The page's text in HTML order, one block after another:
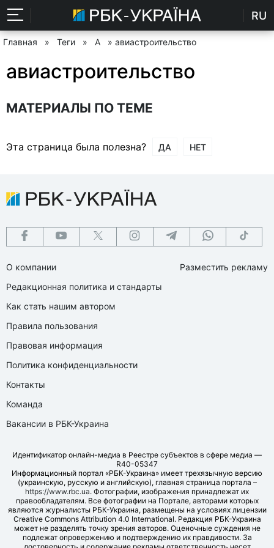
RU
Главная » Теги » А » авиастроительство
авиастроительство
МАТЕРИАЛЫ ПО ТЕМЕ
Эта страница была полезна? ДА НЕТ
О компании
Редакционная политика и стандарты
Как стать нашим автором
Правила пользования
Правовая информация
Политика конфиденциальности
Контакты
Команда
Вакансии в РБК-Украина
Разместить рекламу
Идентификатор онлайн-медиа в Реестре субъектов в сфере медиа —
R40-05347
Информационный портал «РБК-Украина» имеет трехязычную версию
(украинскую, русскую и английскую), главная страница портала –
https://www.rbc.ua. Фотографии, изображения принадлежат их
правообладателям. Все фотографии на Портале, авторами которых
являются журналисты РБК-Украина, размещены на условиях лицензии
Creative Commons Attribution 4.0 International. Редакция РБК-Украина
может не разделять точку зрения авторов. Оценочные суждения не
подлежат опровержению и подтверждению их правдивости. За